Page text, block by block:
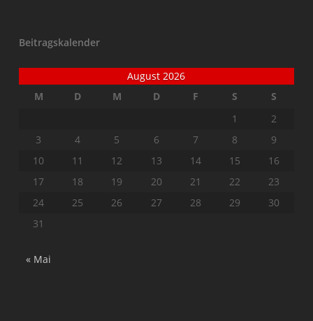
Beitragskalender
August 2026
M
D M D F S
S
1
2
3
4 5 6 7 8
9
10
11 12 13 14 15
16
17
18 19 20 21 22
23
24
25 26 27 28 29
30
31
« Mai